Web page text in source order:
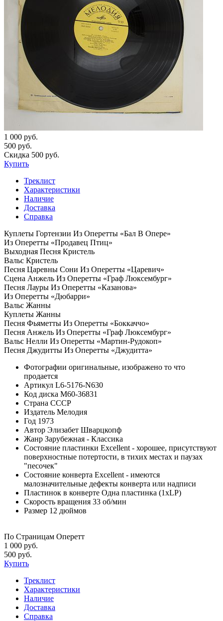
1 000 руб.
500 руб.
Скидка 500 руб.
Купить
Треклист
Характеристики
Наличие
Доставка
Справка
Куплеты Гортензии Из Оперетты «Бал В Опере»
Из Оперетты «Продавец Птиц»
Выходная Песня Кристель
Вальс Кристель
Песня Царевны Сони Из Оперетты «Царевич»
Сцена Анжель Из Оперетты «Граф Люксембург»
Песня Лауры Из Оперетты «Казанова»
Из Оперетты «Дюбарри»
Вальс Жанны
Куплеты Жанны
Песня Фьяметты Из Оперетты «Боккаччо»
Песня Анжель Из Оперетты «Граф Люксембург»
Вальс Нелли Из Оперетты «Мартин-Рудокоп»
Песня Джудитты Из Оперетты «Джудитта»
Фотографии оригинальные, изображено то что
продается
Артикул L6-5176-N630
Код диска М60-36831
Страна СССР
Издатель Мелодия
Год 1973
Автор Элизабет Шварцкопф
Жанр Зарубежная - Классика
Состояние пластинки Excellent - хорошее, присутствуют
поверхностные потертости, в тихих местах и паузах
"песочек"
Состояние конверта Excellent - имеются
малозначительные дефекты конверта или надписи
Пластинок в конверте Одна пластинка (1xLP)
Скорость вращения 33 об/мин
Размер 12 дюймов
По Страницам Оперетт
1 000 руб.
500 руб.
Купить
Треклист
Характеристики
Наличие
Доставка
Справка